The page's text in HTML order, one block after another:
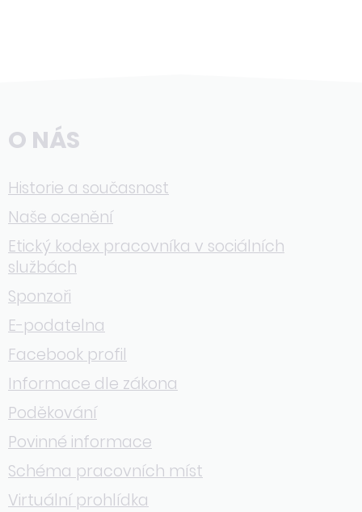
O NÁS
Historie a současnost
Naše ocenění
Etický kodex pracovníka v sociálních
službách
Sponzoři
E-podatelna
Facebook profil
Informace dle zákona
Poděkování
Povinné informace
Schéma pracovních míst
Virtuální prohlídka